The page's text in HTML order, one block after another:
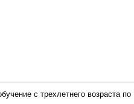
с трехлетнего возраста